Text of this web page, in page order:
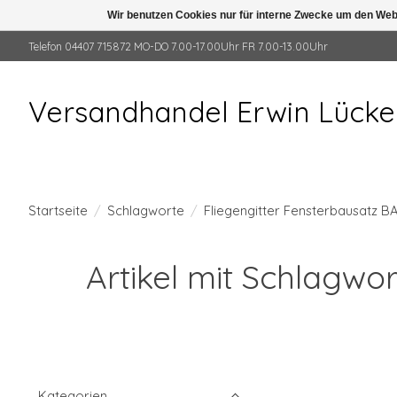
Telefon 04407 715872 MO-DO 7.00-17.00Uhr FR 7.00-13.00Uhr
Versandhandel Erwin
Startseite / Schlagworte / Fliegengitter Fensterbausatz
Artikel mit
Wir benutzen Cookies nur für interne Zwecke um den